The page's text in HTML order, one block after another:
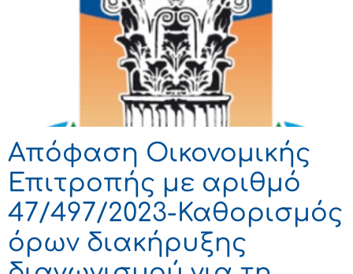
Απόφαση Οικονομικής
Επιτροπής με αριθμό
47/497/2023-Καθορισμός
όρων διακήρυξης